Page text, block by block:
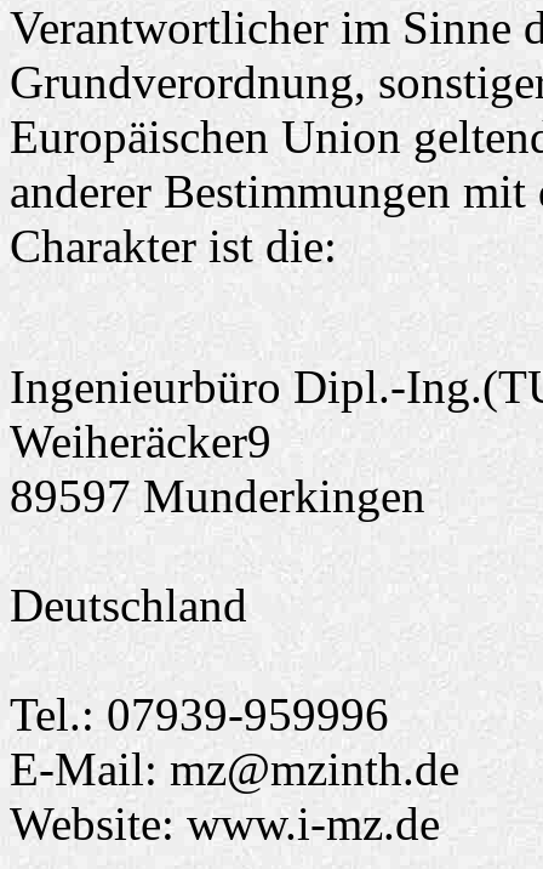
Verantwortlicher im Sinne
Grundverordnung,
Europäischen Union
anderer Bestimmungen
Charakter ist die:
Ingenieurbüro Dipl.-
Weiheräcker9
89597 Munderkingen
Deutschland
Tel.: 07939-959996
E-Mail: mz@mzinth.de
Website: www.i-mz.de